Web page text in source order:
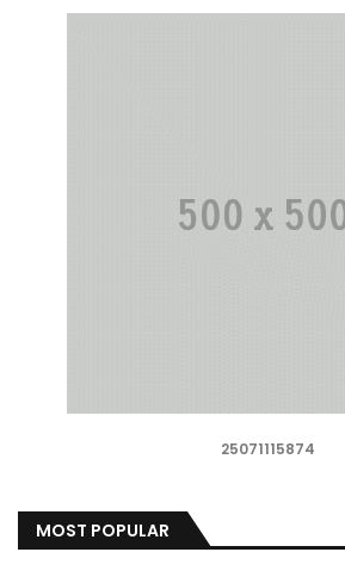
25071115874
MOST POPULAR